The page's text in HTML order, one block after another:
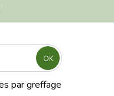
OK
par greffage